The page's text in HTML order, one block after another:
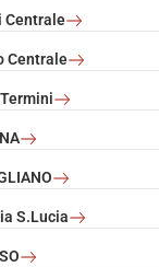
Centrale
Centrale
S.Lucia